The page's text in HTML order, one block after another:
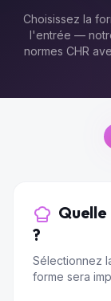
Choisissez la
l'entrée —
normes CHR
?
Sélectionnez
forme sera